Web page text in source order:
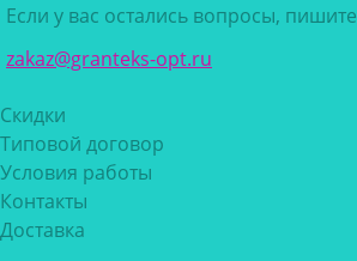
Если у вас остались вопросы, пишите
zakaz@granteks-opt.ru
Скидки
Типовой договор
Условия работы
Контакты
Доставка